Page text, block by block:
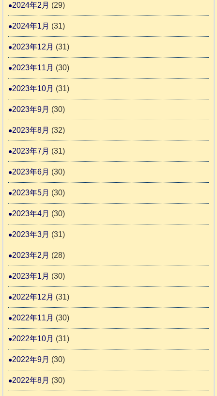
2024年2月 (29)
2024年1月 (31)
2023年12月 (31)
2023年11月 (30)
2023年10月 (31)
2023年9月 (30)
2023年8月 (32)
2023年7月 (31)
2023年6月 (30)
2023年5月 (30)
2023年4月 (30)
2023年3月 (31)
2023年2月 (28)
2023年1月 (30)
2022年12月 (31)
2022年11月 (30)
2022年10月 (31)
2022年9月 (30)
2022年8月 (30)